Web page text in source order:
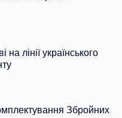
на лінії українського
Збройних